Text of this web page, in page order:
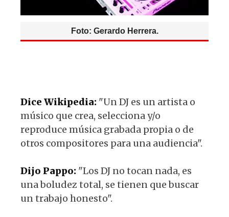
Foto: Gerardo Herrera.
Dice Wikipedia: "Un DJ es un artista o
músico que crea, selecciona y/o
reproduce música grabada propia o de
otros compositores para una audiencia".
Dijo Pappo: "Los DJ no tocan nada, es
una boludez total, se tienen que buscar
un trabajo honesto".